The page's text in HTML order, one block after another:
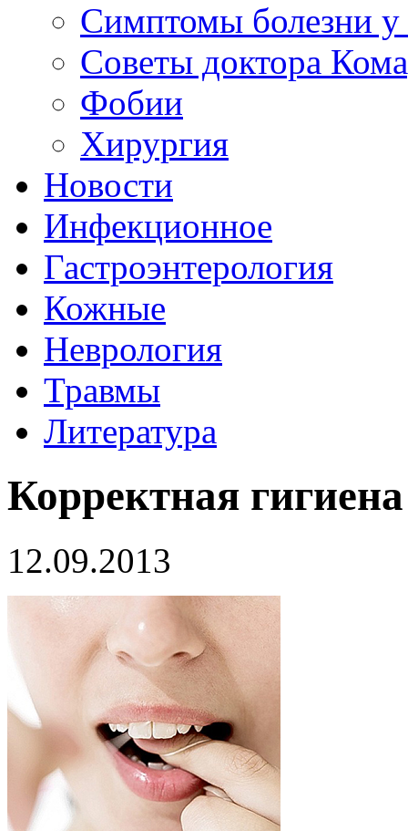
Симптомы болезни у
Советы доктора
Фобии
Хирургия
Новости
Инфекционное
Гастроэнтерология
Кожные
Неврология
Травмы
Литература
Корректная
12.09.2013